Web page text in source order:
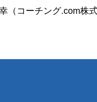
（コーチング.com株